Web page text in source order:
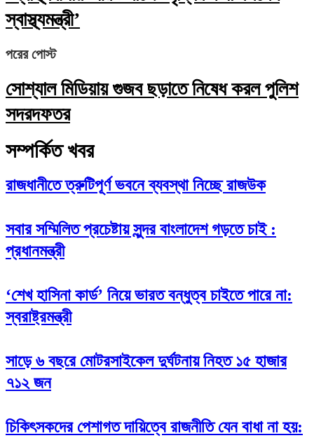
স্বাস্থ্যমন্ত্রী’
পরের পোস্ট
সোশ্যাল মিডিয়ায় গুজব ছড়াতে নিষেধ করল পুলিশ
সদরদফতর
সম্পর্কিত খবর
রাজধানীতে ত্রুটিপূর্ণ ভবনে ব্যবস্থা নিচ্ছে রাজউক
সবার সম্মিলিত প্রচেষ্টায় সুন্দর বাংলাদেশ গড়তে চাই :
প্রধানমন্ত্রী
‘শেখ হাসিনা কার্ড’ নিয়ে ভারত বন্ধুত্ব চাইতে পারে না:
স্বরাষ্ট্রমন্ত্রী
সাড়ে ৬ বছরে মোটরসাইকেল দুর্ঘটনায় নিহত ১৫ হাজার
৭১২ জন
চিকিৎসকদের পেশাগত দায়িত্বে রাজনীতি যেন বাধা না হয়: